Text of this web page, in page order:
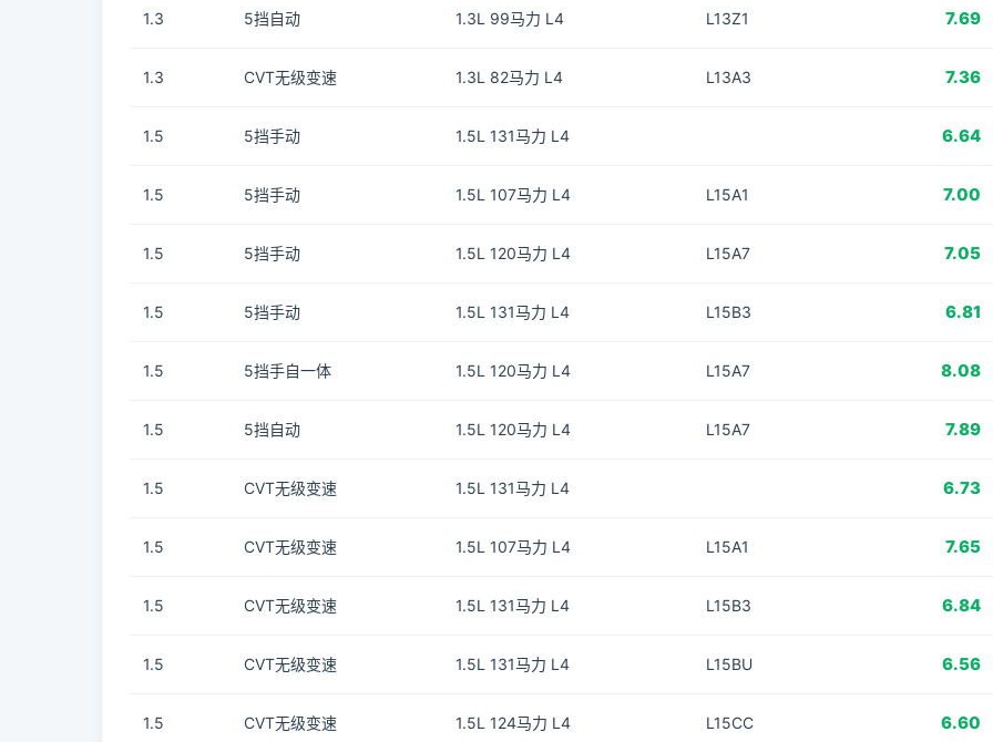
1.3 5挡自动 1.3L 99马力 L4 L13Z1 7.69
1.3 CVT无级变速 1.3L 82马力 L4 L13A3 7.36
1.5 5挡手动 1.5L 131马力 L4 6.64
1.5 5挡手动 1.5L 107马力 L4 L15A1 7.00
1.5 5挡手动 1.5L 120马力 L4 L15A7 7.05
1.5 5挡手动 1.5L 131马力 L4 L15B3 6.81
1.5 5挡手自一体 1.5L 120马力 L4 L15A7 8.08
1.5 5挡自动 1.5L 120马力 L4 L15A7 7.89
1.5 CVT无级变速 1.5L 131马力 L4 6.73
1.5 CVT无级变速 1.5L 107马力 L4 L15A1 7.65
1.5 CVT无级变速 1.5L 131马力 L4 L15B3 6.84
1.5 CVT无级变速 1.5L 131马力 L4 L15BU 6.56
1.5 CVT无级变速 1.5L 124马力 L4 L15CC 6.60